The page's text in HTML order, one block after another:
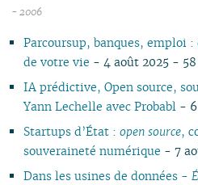
04
03
02
01
09
08
07
06
02
09
08
07
06
02
09
08
07
06
03
02
09
08
07
06
04
02
10
09
08
07
05
03
10
09
08
07
06
02
09
08
04
02
09
08
07
06
10
09
08
07
05
03
- 2006
Parcoursup, banques, emploi
de votre vie - 4 août 2025 -
IA prédictive, Open source,
Yann Lechelle avec Probabl- 6
Startups d’État : open source,
souveraineté numérique - 7
Dans les usines de données -